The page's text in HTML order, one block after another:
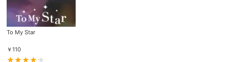
To My Star
￥110